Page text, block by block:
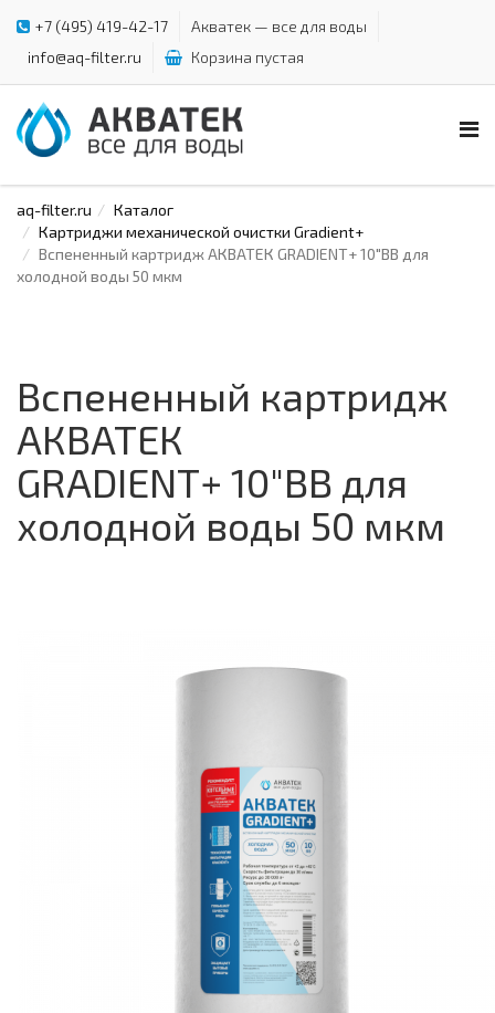
+7 (495) 419-42-17
Акватек — все для воды
info@aq-filter.ru
Корзина пустая
aq-filter.ru
Каталог
Картриджи механической очистки Gradient+
Вспененный картридж АКВАТЕК GRADIENT+ 10"ВВ для
холодной воды 50 мкм
Вспененный картридж
АКВАТЕК
GRADIENT+ 10"ВВ для
холодной воды 50 мкм